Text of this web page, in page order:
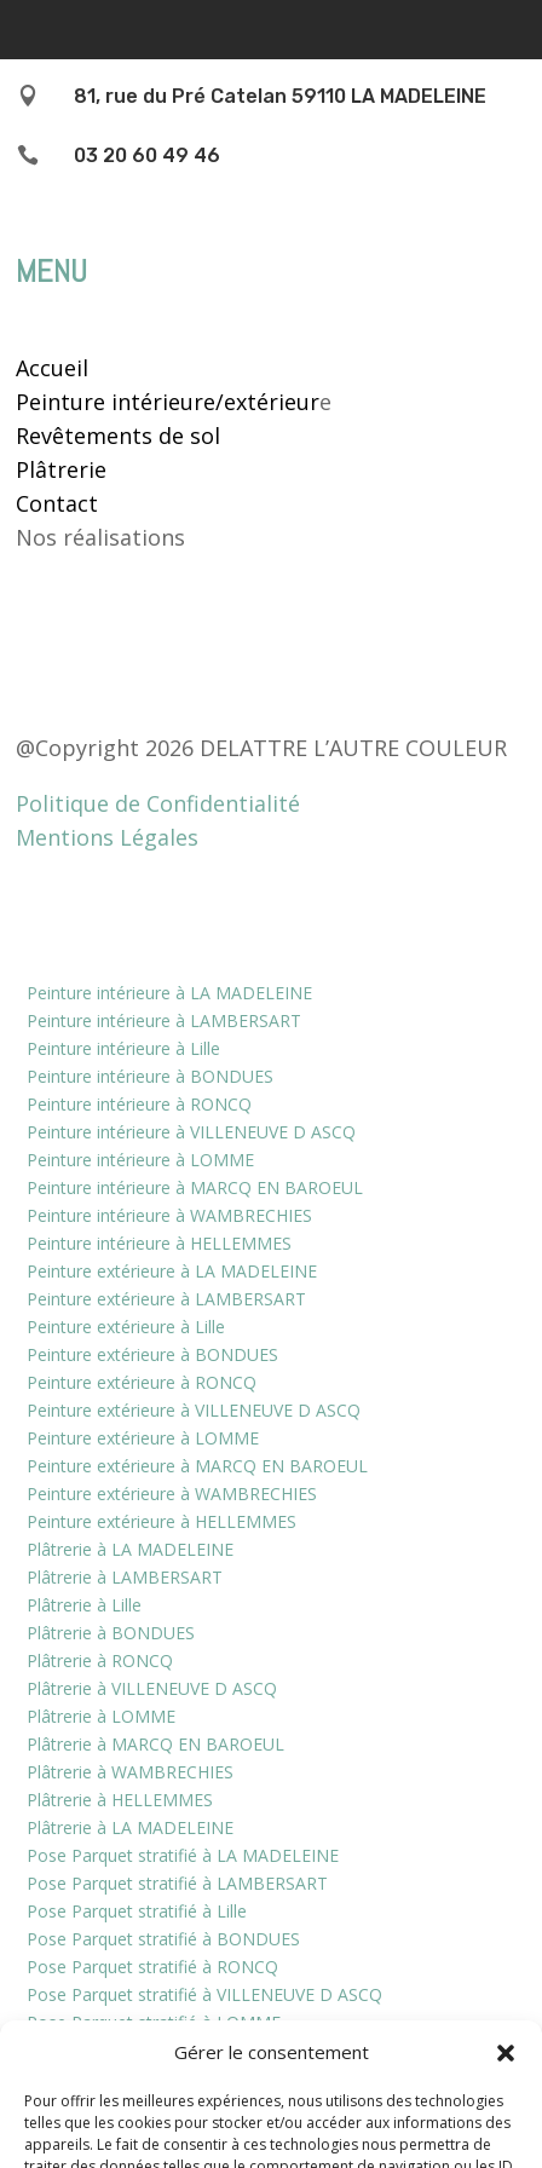
Gérer le consentement
Pour offrir les meilleures expériences, nous utilisons des technologies
telles que les cookies pour stocker et/ou accéder aux informations des
appareils. Le fait de consentir à ces technologies nous permettra de
 81, rue du Pré Catelan 59110 LA MADELEINE
 03 20 60 49 46
MENU
Accueil
Peinture intérieure/extérieure
Revêtements de sol
Plâtrerie
Contact
Nos réalisations
@Copyright 2026 DELATTRE L’AUTRE COULEUR
Politique de Confidentialité
Mentions Légales
Peinture intérieure à LA MADELEINE
Peinture intérieure à LAMBERSART
Peinture intérieure à Lille
Peinture intérieure à BONDUES
Peinture intérieure à RONCQ
Peinture intérieure à VILLENEUVE D ASCQ
Peinture intérieure à LOMME
Peinture intérieure à MARCQ EN BAROEUL
Peinture intérieure à WAMBRECHIES
Peinture intérieure à HELLEMMES
Peinture extérieure à LA MADELEINE
Peinture extérieure à LAMBERSART
Peinture extérieure à Lille
Peinture extérieure à BONDUES
Peinture extérieure à RONCQ
Peinture extérieure à VILLENEUVE D ASCQ
Peinture extérieure à LOMME
Peinture extérieure à MARCQ EN BAROEUL
Peinture extérieure à WAMBRECHIES
Peinture extérieure à HELLEMMES
Plâtrerie à LA MADELEINE
Plâtrerie à LAMBERSART
Plâtrerie à Lille
Plâtrerie à BONDUES
Plâtrerie à RONCQ
Plâtrerie à VILLENEUVE D ASCQ
Plâtrerie à LOMME
Plâtrerie à MARCQ EN BAROEUL
Plâtrerie à WAMBRECHIES
Plâtrerie à HELLEMMES
Plâtrerie à LA MADELEINE
Pose Parquet stratifié à LA MADELEINE
Pose Parquet stratifié à LAMBERSART
Pose Parquet stratifié à Lille
Pose Parquet stratifié à BONDUES
Pose Parquet stratifié à RONCQ
Pose Parquet stratifié à VILLENEUVE D ASCQ
Pose Parquet stratifié à LOMME
Pose Parquet stratifié à MARCQ EN BAROEUL
Pose Parquet stratifié à HELLEMMES
Pose Sol PVC Dalles ou Lames à LA MADELEINE
Pose Sol PVC Dalles ou Lames à LAMBERSART